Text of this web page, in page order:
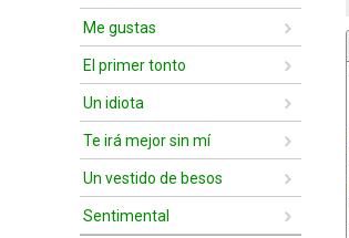
Me gustas
El primer tonto
Un idiota
Te irá mejor sin mí
Un vestido de besos
Sentimental